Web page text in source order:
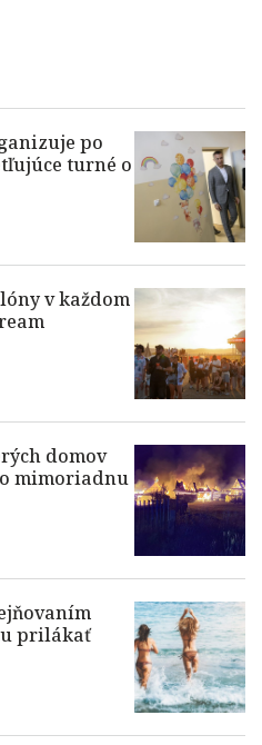
po
turné o
v každom
domov
mimoriadnu
prilákať